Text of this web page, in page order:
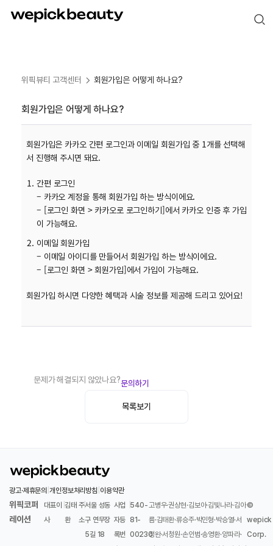
위픽뷰티 고객센터 회원가입은 어떻게 하나요?
회원가입은 어떻게 하나요?
회원가입은 카카오 간편 로그인과 이메일 회원가입 중 1개를 선택해
서 진행해 주시면 돼요.
간편 로그인
– 카카오 계정을 통해 회원가입 하는 방식이에요.
– [로그인 화면 > 카카오로 로그인하기]에서 카카오 인증 후 가입
이 가능해요.
이메일 회원가입
– 이메일 아이디를 만들어서 회원가입 하는 방식이에요.
– [로그인 화면 > 회원가입]에서 가입이 가능해요.
회원가입 하시면 다양한 혜택과 시술 정보를 제공해 드리고 있어요!
문제가 해결되지 않았나요?문의하기
목록보기
광고·제휴문의 |개인정보처리방침 이용약관
위픽코퍼
레이션
대표이
사
|김태
환
주
소
|서울 성동
구 연무장
5길 18
사업
자등
록번
|540-
81-
00230
고병우·권상현·김보아·김빛나라·김아
름·김태환·류승주·박민형·박승열·서
정완·서청원·손인범·송영환·양파라·
©
wepick
Corp.